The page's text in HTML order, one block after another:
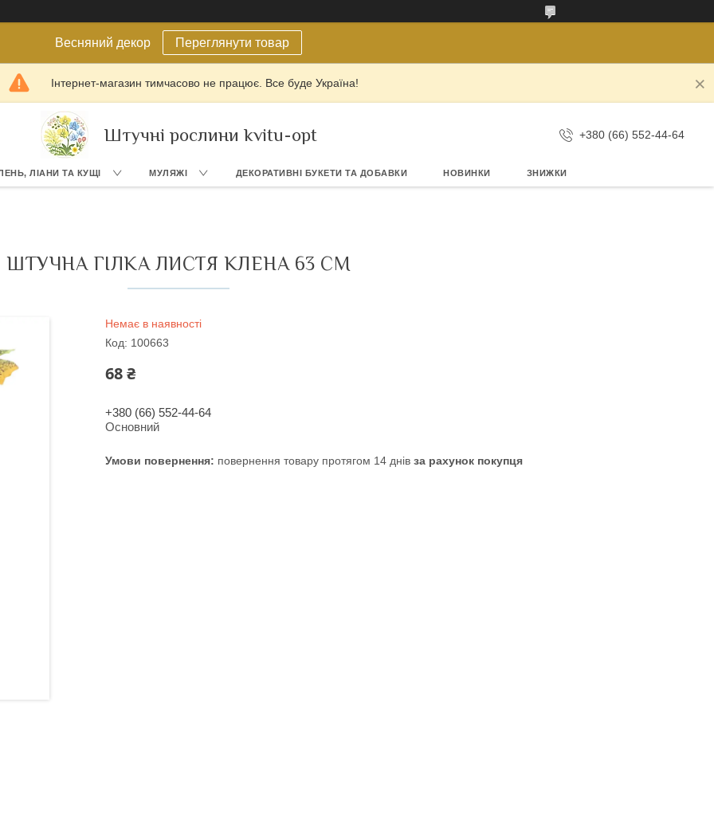
Весняний декор Переглянути товар
Інтернет-магазин тимчасово не працює. Все буде Україна!
Штучні рослини kvitu-opt +380 (66) 552-44-64
ЛІАНИ ТА КУЩІ МУЛЯЖІ ДЕКОРАТИВНІ БУКЕТИ ТА ДОБАВКИ НОВИНКИ ЗНИЖКИ
ШТУЧНА ГІЛКА ЛИСТЯ КЛЕНА 63 СМ
Немає в наявності
Код: 100663
68 ₴
+380 (66) 552-44-64
Основний
повернення товару протягом 14 днів за рахунок покупця